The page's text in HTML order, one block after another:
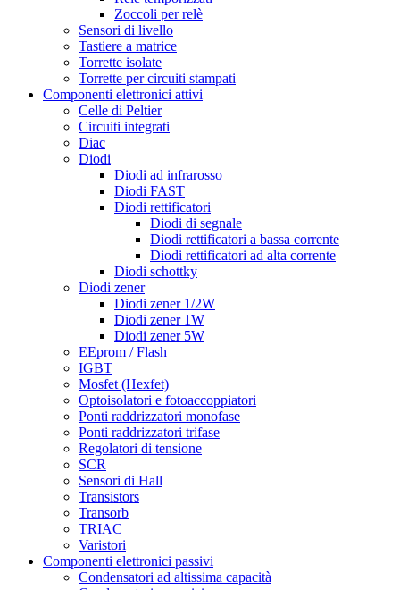
Zoccoli per relè
Sensori di livello
Tastiere a matrice
Torrette isolate
Torrette per circuiti stampati
Componenti elettronici attivi
Celle di Peltier
Circuiti integrati
Diac
Diodi
Diodi ad infrarosso
Diodi FAST
Diodi rettificatori
Diodi di segnale
Diodi rettificatori a bassa corrente
Diodi rettificatori ad alta corrente
Diodi schottky
Diodi zener
Diodi zener 1/2W
Diodi zener 1W
Diodi zener 5W
EEprom / Flash
IGBT
Mosfet (Hexfet)
Optoisolatori e fotoaccoppiatori
Ponti raddrizzatori monofase
Ponti raddrizzatori trifase
Regolatori di tensione
SCR
Sensori di Hall
Transistors
Transorb
TRIAC
Varistori
Componenti elettronici passivi
Condensatori ad altissima capacità